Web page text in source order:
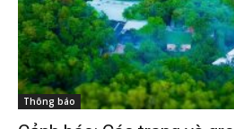
Thông báo